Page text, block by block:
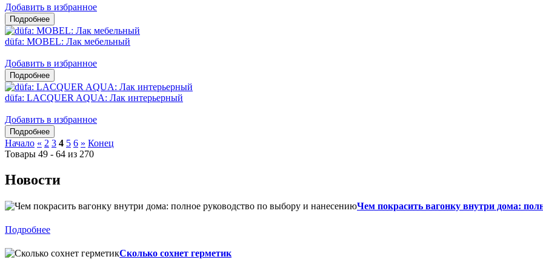
Добавить в избранное
düfa: MOBEL: Лак мебельный
Добавить в избранное
düfa: LACQUER AQUA: Лак интерьерный
Добавить в избранное
Начало « 2 3 4 5 6 » Конец
Товары 49 - 64 из 270
Новости
Чем покрасить вагонку внутри дома:
Подробнее
Сколько сохнет герметик